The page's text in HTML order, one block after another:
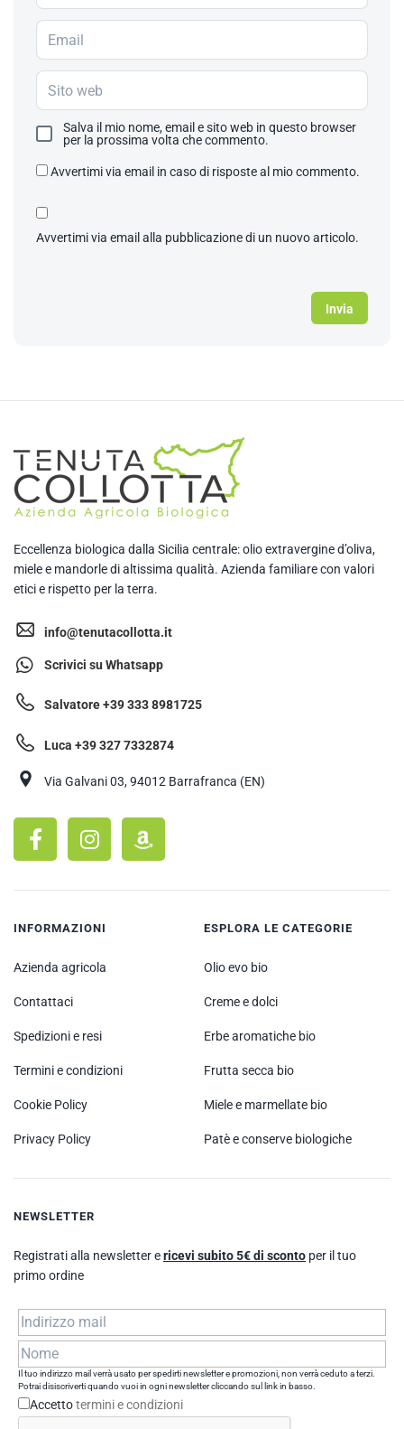
Salva il mio nome, email e sito web in questo browser
per la prossima volta che commento.
Avvertimi via email in caso di risposte al mio commento.
Avvertimi via email alla pubblicazione di un nuovo articolo.
Eccellenza biologica dalla Sicilia centrale: olio extravergine d’oliva,
miele e mandorle di altissima qualità. Azienda familiare con valori
etici e rispetto per la terra.
info@tenutacollotta.it
Scrivici su Whatsapp
Salvatore +39 333 8981725
Luca +39 327 7332874
Via Galvani 03, 94012 Barrafranca (EN)
INFORMAZIONI
Azienda agricola
Contattaci
Spedizioni e resi
Termini e condizioni
Cookie Policy
Privacy Policy
ESPLORA LE CATEGORIE
Olio evo bio
Creme e dolci
Erbe aromatiche bio
Frutta secca bio
Miele e marmellate bio
Patè e conserve biologiche
NEWSLETTER
Registrati alla newsletter ericevi subito 5€ di sconto per il tuo
primo ordine
Il tuo indirizzo mail verrà usato per spedirti newsletter e promozioni, non verrà ceduto a terzi.
Potrai disiscriverti quando vuoi in ogni newsletter cliccando sul link in basso.
Accettotermini e condizioni